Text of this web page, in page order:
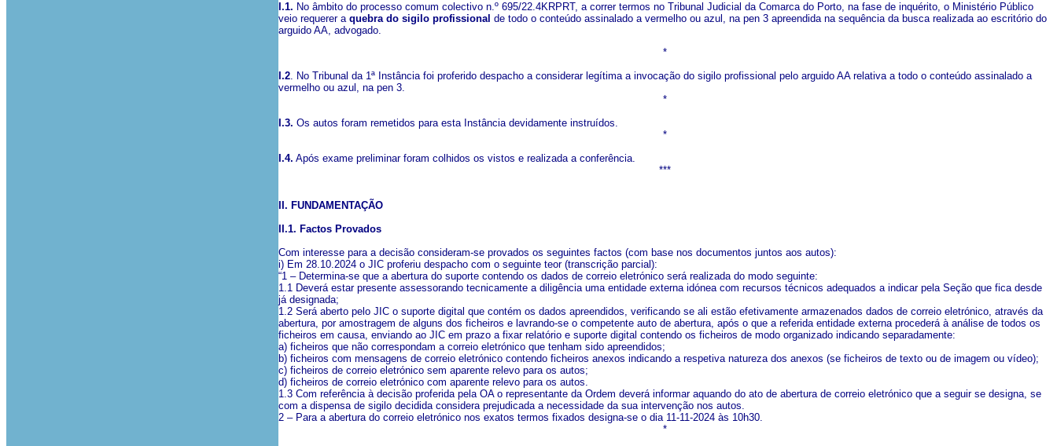
I.1. No âmbito do processo comum colectivo n.º 695/22.4KRPRT, a correr termos no Tribunal Judicial da Comarca do Porto, na fase de inquérito, o Ministério Público
veio requerer aquebra do sigilo profissional de todo o conteúdo assinalado a vermelho ou azul, na pen 3 apreendida na sequência da busca realizada ao escritório do
arguido AA, advogado.
*
I.2. No Tribunal da 1ª Instância foi proferido despacho a considerar legítima a invocação do sigilo profissional pelo arguido AA relativa a todo o conteúdo assinalado a
vermelho ou azul, na pen 3.
*
I.3. Os autos foram remetidos para esta Instância devidamente instruídos.
*
I.4. Após exame preliminar foram colhidos os vistos e realizada a conferência.
***
II. FUNDAMENTAÇÃO
II.1. Factos Provados
Com interesse para a decisão consideram-se provados os seguintes factos (com base nos documentos juntos aos autos):
i) Em 28.10.2024 o JIC proferiu despacho com o seguinte teor (transcrição parcial):
“1 – Determina-se que a abertura do suporte contendo os dados de correio eletrónico será realizada do modo seguinte:
1.1 Deverá estar presente assessorando tecnicamente a diligência uma entidade externa idónea com recursos técnicos adequados a indicar pela Seção que fica desde
já designada;
1.2 Será aberto pelo JIC o suporte digital que contém os dados apreendidos, verificando se ali estão efetivamente armazenados dados de correio eletrónico, através da
abertura, por amostragem de alguns dos ficheiros e lavrando-se o competente auto de abertura, após o que a referida entidade externa procederá à análise de todos os
ficheiros em causa, enviando ao JIC em prazo a fixar relatório e suporte digital contendo os ficheiros de modo organizado indicando separadamente:
a) ficheiros que não correspondam a correio eletrónico que tenham sido apreendidos;
b) ficheiros com mensagens de correio eletrónico contendo ficheiros anexos indicando a respetiva natureza dos anexos (se ficheiros de texto ou de imagem ou vídeo);
c) ficheiros de correio eletrónico sem aparente relevo para os autos;
d) ficheiros de correio eletrónico com aparente relevo para os autos.
1.3 Com referência à decisão proferida pela OA o representante da Ordem deverá informar aquando do ato de abertura de correio eletrónico que a seguir se designa, se
com a dispensa de sigilo decidida considera prejudicada a necessidade da sua intervenção nos autos.
2 – Para a abertura do correio eletrónico nos exatos termos fixados designa-se o dia 11-11-2024 às 10h30.
*